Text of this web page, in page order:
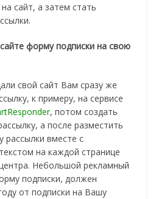
сайт, а затем стать
форму подписки на свою
свой сайт Вам сразу же
к примеру, на сервисе
, потом создать
а после разместить
вместе с
на каждой странице
Небольшой рекламный
подписки, должен
от подписки на Вашу